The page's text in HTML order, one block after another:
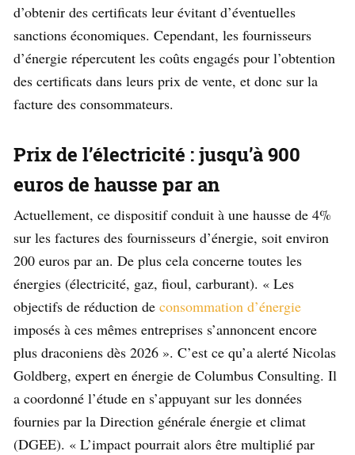
d’obtenir des certificats leur évitant d’éventuelles
sanctions économiques. Cependant, les fournisseurs
d’énergie répercutent les coûts engagés pour l’obtention
des certificats dans leurs prix de vente, et donc sur la
facture des consommateurs.
Prix de l’électricité : jusqu’à 900
euros de hausse par an
Actuellement, ce dispositif conduit à une hausse de 4%
sur les factures des fournisseurs d’énergie, soit environ
200 euros par an. De plus cela concerne toutes les
énergies (électricité, gaz, fioul, carburant). « Les
objectifs de réduction de consommation d’énergie
imposés à ces mêmes entreprises s’annoncent encore
plus draconiens dès 2026 ». C’est ce qu’a alerté Nicolas
Goldberg, expert en énergie de Columbus Consulting. Il
a coordonné l’étude en s’appuyant sur les données
fournies par la Direction générale énergie et climat
(DGEE). « L’impact pourrait alors être multiplié par